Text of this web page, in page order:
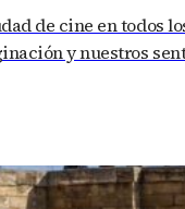
de cine en todos
y nuestros